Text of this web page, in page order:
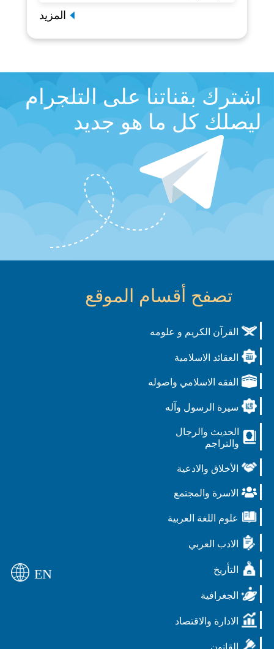
المزيد
اشترك بقناتنا على التلجرام
ليصلك كل ما هو جديد
تصفح أقسام الموقع
القرآن الكريم و علومه
العقائد الاسلامية
الفقه الاسلامي واصوله
سيرة الرسول وآله
الحديث والرجال
والتراجم
الأخلاق والادعية
الاسرة والمجتمع
علوم اللغة العربية
الادب العربي
التأريخ
الجغرافية
الادارة والاقتصاد
القانون
EN